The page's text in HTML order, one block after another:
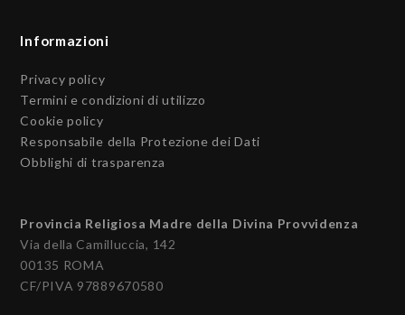
Informazioni
Privacy policy
Termini e condizioni di utilizzo
Cookie policy
Responsabile della Protezione dei Dati
Obblighi di trasparenza
Provincia Religiosa Madre della Divina Provvidenza
Via della Camilluccia, 142
00135 ROMA
CF/PIVA 97889670580